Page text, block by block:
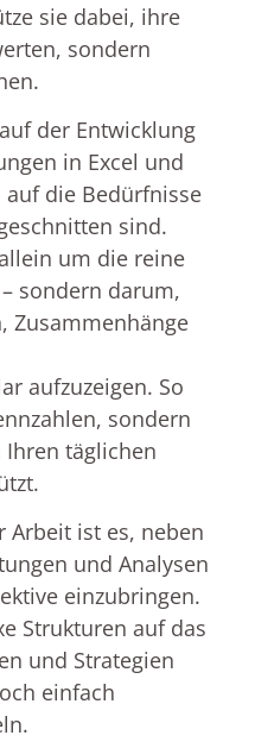
sie dabei, ihre
sondern
der Entwicklung
in Excel und
die Bedürfnisse
sind.
um die reine
sondern darum,
Zusammenhänge
aufzuzeigen. So
sondern
Ihren täglichen
Arbeit ist es, neben
und Analysen
einzubringen.
Strukturen auf das
und Strategien
einfach